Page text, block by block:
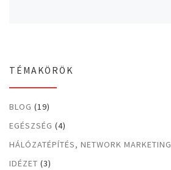
TÉMAKÖRÖK
BLOG (19)
EGÉSZSÉG (4)
HÁLÓZATÉPÍTÉS, NETWORK MARKETING
IDÉZET (3)